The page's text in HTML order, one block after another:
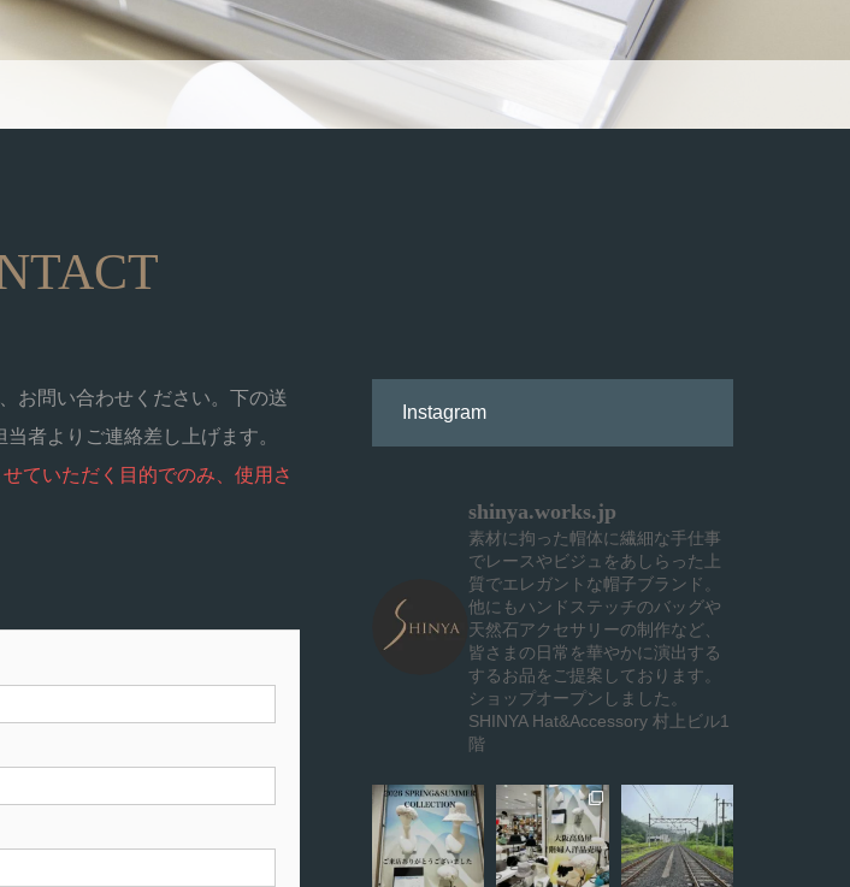
お問い合わせください。下の送
者よりご連絡差し上げます。
ていただく目的でのみ、使用さ
Instagram
shinya.works.jp
素材に拘った帽体に繊細な手仕事
でレースやビジュをあしらった上
質でエレガントな帽子ブランド。
他にもハンドステッチのバッグや
天然石アクセサリーの制作など、
皆さまの日常を華やかに演出する
するお品をご提案しております。
ショップオープンしました。
SHINYA Hat&Accessory 村上ビル1
階